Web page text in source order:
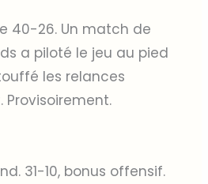
40-26. Un match de
a piloté le jeu au pied
les relances
31-10, bonus offensif.